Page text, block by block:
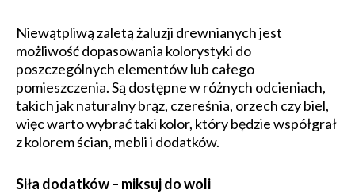
Niewątpliwą zaletą żaluzji drewnianych jest
możliwość dopasowania kolorystyki do
poszczególnych elementów lub całego
pomieszczenia. Są dostępne w różnych odcieniach,
takich jak naturalny brąz, czereśnia, orzech czy biel,
więc warto wybrać taki kolor, który będzie współgrał
z kolorem ścian, mebli i dodatków.
Siła dodatków – miksuj do woli